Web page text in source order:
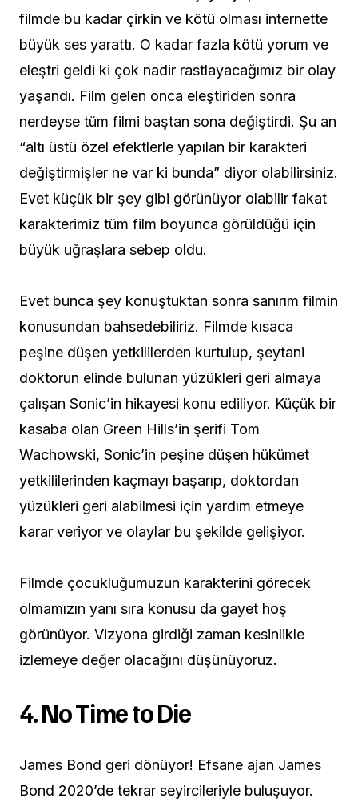
filmde bu kadar çirkin ve kötü olması internette
büyük ses yarattı. O kadar fazla kötü yorum ve
eleştri geldi ki çok nadir rastlayacağımız bir olay
yaşandı. Film gelen onca eleştiriden sonra
nerdeyse tüm filmi baştan sona değiştirdi. Şu an
“altı üstü özel efektlerle yapılan bir karakteri
değiştirmişler ne var ki bunda” diyor olabilirsiniz.
Evet küçük bir şey gibi görünüyor olabilir fakat
karakterimiz tüm film boyunca görüldüğü için
büyük uğraşlara sebep oldu.
Evet bunca şey konuştuktan sonra sanırım filmin
konusundan bahsedebiliriz. Filmde kısaca
peşine düşen yetkililerden kurtulup, şeytani
doktorun elinde bulunan yüzükleri geri almaya
çalışan Sonic’in hikayesi konu ediliyor. Küçük bir
kasaba olan Green Hills’in şerifi Tom
Wachowski, Sonic’in peşine düşen hükümet
yetkililerinden kaçmayı başarıp, doktordan
yüzükleri geri alabilmesi için yardım etmeye
karar veriyor ve olaylar bu şekilde gelişiyor.
Filmde çocukluğumuzun karakterini görecek
olmamızın yanı sıra konusu da gayet hoş
görünüyor. Vizyona girdiği zaman kesinlikle
izlemeye değer olacağını düşünüyoruz.
4.No Time to Die
James Bond geri dönüyor! Efsane ajan James
Bond 2020’de tekrar seyircileriyle buluşuyor.